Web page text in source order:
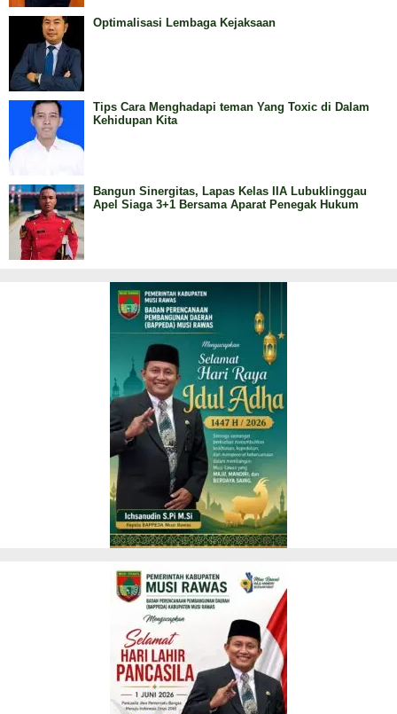
Optimalisasi Lembaga Kejaksaan
Tips Cara Menghadapi teman Yang Toxic di Dalam
Kehidupan Kita
Bangun Sinergitas, Lapas Kelas IIA Lubuklinggau
Apel Siaga 3+1 Bersama Aparat Penegak Hukum